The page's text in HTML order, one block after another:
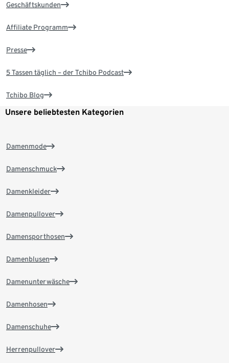
Geschäftskunden
Affiliate Programm
Presse
5 Tassen täglich – der Tchibo Podcast
Tchibo Blog
Unsere beliebtesten Kategorien
Damenmode
Damenschmuck
Damenkleider
Damenpullover
Damensporthosen
Damenblusen
Damenunterwäsche
Damenhosen
Damenschuhe
Herrenpullover